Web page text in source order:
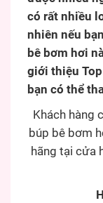
có rất nhiều
nhiên nếu
bê bơm hơi
giới thiệu
bạn có thể
Khách hàng
búp bê bơm
hãng tại cửa